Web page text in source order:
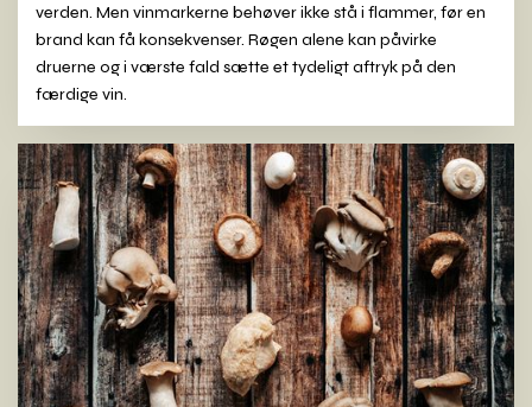
verden. Men vinmarkerne behøver ikke stå i flammer, før en
brand kan få konsekvenser. Røgen alene kan påvirke
druerne og i værste fald sætte et tydeligt aftryk på den
færdige vin.